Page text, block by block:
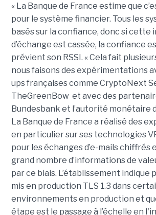
« La Banque de France estime que
pour le système financier. Tous les
basés sur la confiance, donc si
d’échange est cassée, la confiance
prévient son RSSI. « Cela fait
nous faisons des expérimentations
ups françaises comme CryptoNext
TheGreenBow et avec des
Bundesbank et l’autorité monétaire
La Banque de France a réalisé des
en particulier sur ses technologies
pour les échanges d’e-mails chiffrés
grand nombre d’informations de
par ce biais. L’établissement indique
mis en production TLS 1.3 dans
environnements en production et
étape est le passage à l’échelle en